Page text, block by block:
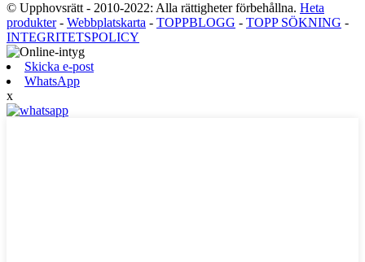
© Upphovsrätt - 2010-2022: Alla rättigheter förbehållna. Heta
produkter- Webbplatskarta - TOPPBLOGG - TOPP SÖKNING -
INTEGRITETSPOLICY
Skicka e-post
WhatsApp
x